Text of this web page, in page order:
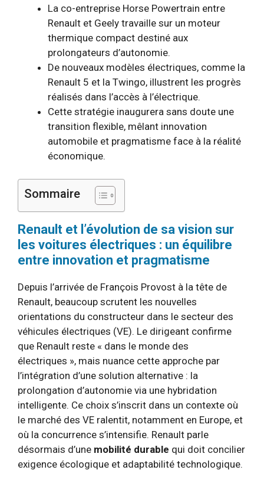
La co-entreprise Horse Powertrain entre
Renault et Geely travaille sur un moteur
thermique compact destiné aux
prolongateurs d’autonomie.
De nouveaux modèles électriques, comme la
Renault 5 et la Twingo, illustrent les progrès
réalisés dans l’accès à l’électrique.
Cette stratégie inaugurera sans doute une
transition flexible, mêlant innovation
automobile et pragmatisme face à la réalité
économique.
Sommaire
Renault et l’évolution de sa vision sur
les voitures électriques : un équilibre
entre innovation et pragmatisme
Depuis l’arrivée de François Provost à la tête de
Renault, beaucoup scrutent les nouvelles
orientations du constructeur dans le secteur des
véhicules électriques (VE). Le dirigeant confirme
que Renault reste « dans le monde des
électriques », mais nuance cette approche par
l’intégration d’une solution alternative : la
prolongation d’autonomie via une hybridation
intelligente. Ce choix s’inscrit dans un contexte où
le marché des VE ralentit, notamment en Europe, et
où la concurrence s’intensifie. Renault parle
désormais d’une mobilité durable qui doit concilier
exigence écologique et adaptabilité technologique.